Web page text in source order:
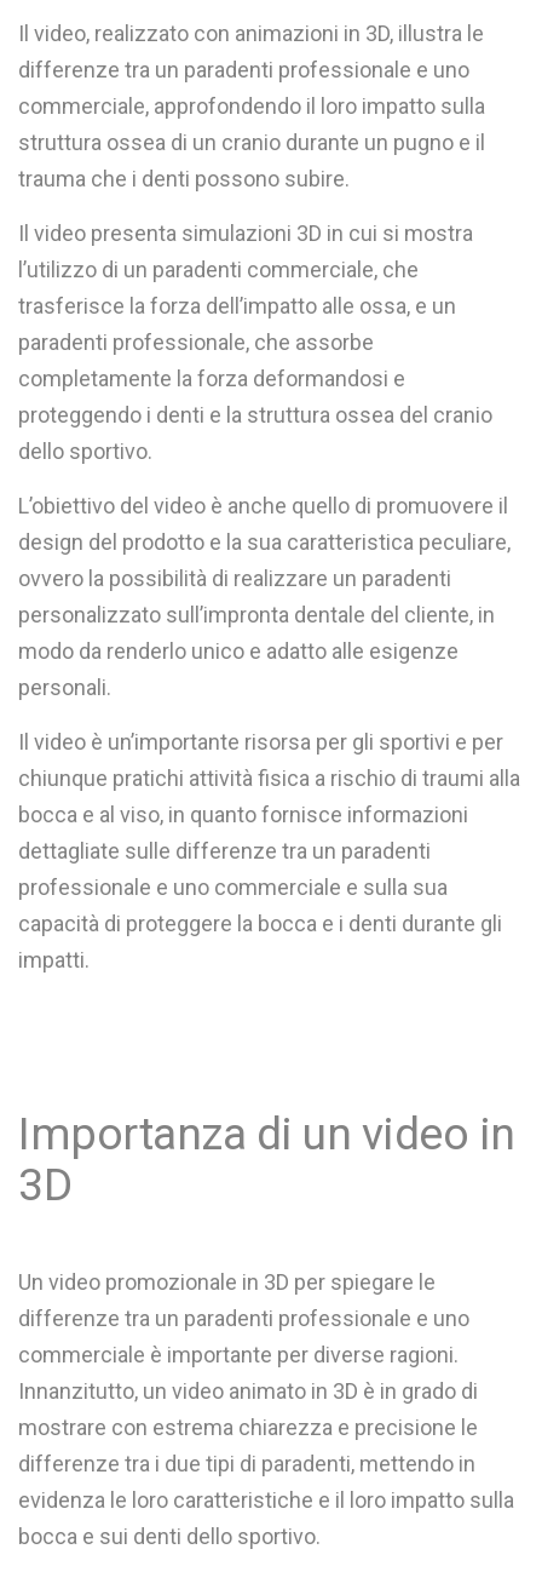
Il video, realizzato con animazioni in 3D, illustra le
differenze tra un paradenti professionale e uno
commerciale, approfondendo il loro impatto sulla
struttura ossea di un cranio durante un pugno e il
trauma che i denti possono subire.
Il video presenta simulazioni 3D in cui si mostra
l’utilizzo di un paradenti commerciale, che
trasferisce la forza dell’impatto alle ossa, e un
paradenti professionale, che assorbe
completamente la forza deformandosi e
proteggendo i denti e la struttura ossea del cranio
dello sportivo.
L’obiettivo del video è anche quello di promuovere il
design del prodotto e la sua caratteristica peculiare,
ovvero la possibilità di realizzare un paradenti
personalizzato sull’impronta dentale del cliente, in
modo da renderlo unico e adatto alle esigenze
personali.
Il video è un’importante risorsa per gli sportivi e per
chiunque pratichi attività fisica a rischio di traumi alla
bocca e al viso, in quanto fornisce informazioni
dettagliate sulle differenze tra un paradenti
professionale e uno commerciale e sulla sua
capacità di proteggere la bocca e i denti durante gli
impatti.
Importanza di un video in
3D
Un video promozionale in 3D per spiegare le
differenze tra un paradenti professionale e uno
commerciale è importante per diverse ragioni.
Innanzitutto, un video animato in 3D è in grado di
mostrare con estrema chiarezza e precisione le
differenze tra i due tipi di paradenti, mettendo in
evidenza le loro caratteristiche e il loro impatto sulla
bocca e sui denti dello sportivo.